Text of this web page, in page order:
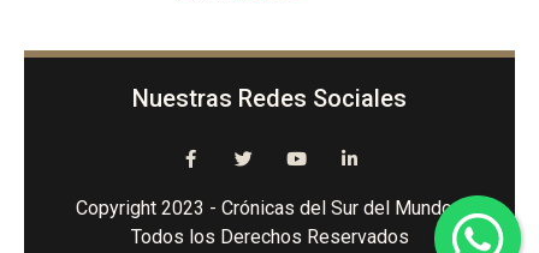
Nuestras Redes Sociales
Copyright 2023 - Crónicas del Sur del Mundo -
Todos los Derechos Reservados